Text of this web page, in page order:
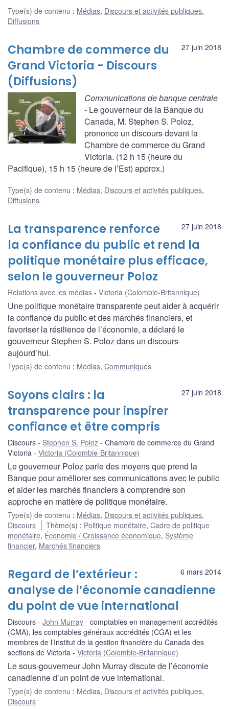
Type(s) de contenu : Médias, Discours et activités publiques,
Diffusions
27 juin 2018
Chambre de commerce du
Grand Victoria - Discours
(Diffusions)
Communications de banque centrale
- Le gouverneur de la Banque du
Canada, M. Stephen S. Poloz,
prononce un discours devant la
Chambre de commerce du Grand
Victoria. (12 h 15 (heure du
Pacifique), 15 h 15 (heure de l’Est) approx.)
Type(s) de contenu : Médias, Discours et activités publiques,
Diffusions
27 juin 2018
La transparence renforce
la confiance du public et rend la
politique monétaire plus efficace,
selon le gouverneur Poloz
Relations avec les médias Victoria (Colombie-Britannique)
Une politique monétaire transparente peut aider à acquérir
la confiance du public et des marchés financiers, et
favoriser la résilience de l’économie, a déclaré le
gouverneur Stephen S. Poloz dans un discours
aujourd’hui.
Type(s) de contenu : Médias, Communiqués
27 juin 2018
Soyons clairs : la
transparence pour inspirer
confiance et être compris
Discours Stephen S. Poloz
Chambre de commerce du Grand
Victoria
Victoria (Colombie-Britannique)
Le gouverneur Poloz parle des moyens que prend la
Banque pour améliorer ses communications avec le public
et aider les marchés financiers à comprendre son
approche en matière de politique monétaire.
Type(s) de contenu : Médias, Discours et activités publiques,
Discours
Thème(s) : Politique monétaire,Cadre de politique
monétaire, Économie / Croissance économique, Système
financier, Marchés financiers
6 mars 2014
Regard de l’extérieur :
analyse de l’économie canadienne
du point de vue international
Discours John Murray
comptables en management accrédités
(CMA), les comptables généraux accrédités (CGA) et les
membres de l’Institut de la gestion financière du Canada des
sections de Victoria
Victoria (Colombie-Britannique)
Le sous-gouverneur John Murray discute de l’économie
canadienne d’un point de vue international.
Type(s) de contenu : Médias, Discours et activités publiques,
Discours